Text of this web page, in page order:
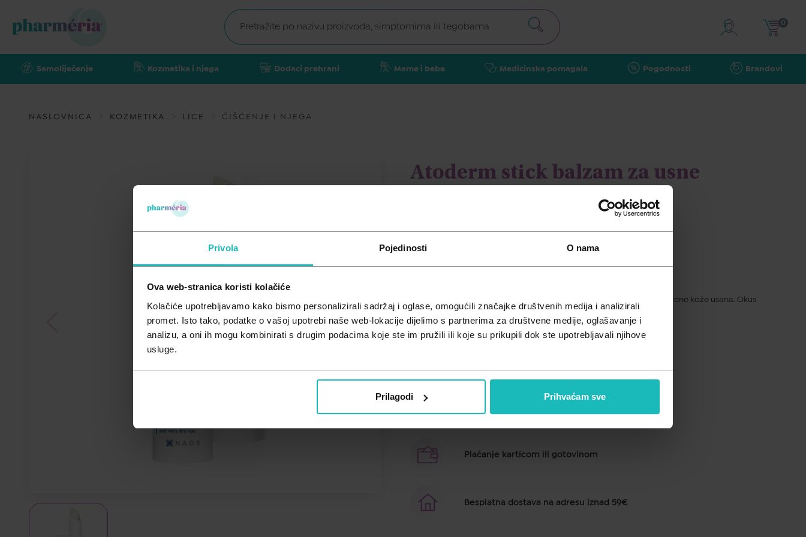
Privola Pojedinosti O nama
Ova web-stranica koristi kolačiće
Kolačiće upotrebljavamo kako bismo personalizirali sadržaj i oglase, omogućili značajke društvenih medija i analizirali
promet. Isto tako, podatke o vašoj upotrebi naše web-lokacije dijelimo s partnerima za društvene medije, oglašavanje i
analizu, a oni ih mogu kombinirati s drugim podacima koje ste im pružili ili koje su prikupili dok ste upotrebljavali njihove
usluge.
Prilagodi Prihvaćam sve
Samoliječenje Kozmetika i njega Dodaci prehrani Mame i bebe Medicinska pomagala Pogodnosti Brandovi
0
NASLOVNICA KOZMETIKA LICE ČIŠĆENJE I NJEGA
Atoderm stick balzam za usne
7,80
Hranjivi balzam u sticku za svakodnevnu njegu suhe, ispucale i nadražene kože usana. Okus
maline.
Plaćanje karticom ili gotovinom
Besplatna dostava na adresu iznad 59€